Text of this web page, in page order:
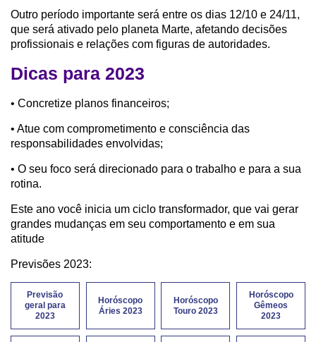
Outro período importante será entre os dias 12/10 e 24/11,
que será ativado pelo planeta Marte, afetando decisões
profissionais e relações com figuras de autoridades.
Dicas para 2023
• Concretize planos financeiros;
• Atue com comprometimento e consciência das
responsabilidades envolvidas;
• O seu foco será direcionado para o trabalho e para a sua
rotina.
Este ano você inicia um ciclo transformador, que vai gerar
grandes mudanças em seu comportamento e em sua
atitude
Previsões 2023:
Previsão
geral para
2023
Horóscopo
Áries 2023
Horóscopo
Touro 2023
Horóscopo
Gêmeos
2023